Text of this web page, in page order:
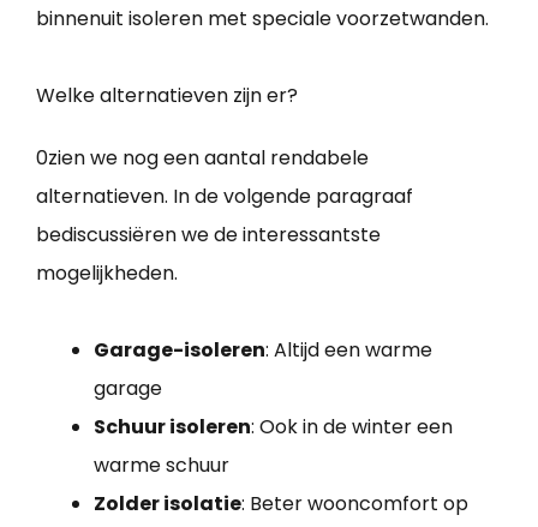
binnenuit isoleren met speciale voorzetwanden.
Welke alternatieven zijn er?
0zien we nog een aantal rendabele
alternatieven. In de volgende paragraaf
bediscussiëren we de interessantste
mogelijkheden.
Garage-isoleren: Altijd een warme
garage
Schuur isoleren: Ook in de winter een
warme schuur
Zolder isolatie: Beter wooncomfort op